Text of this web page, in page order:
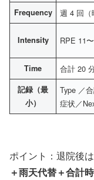
Frequency 週 4 回（
Intensity RPE 11
Time 合計 20
記録（最
小）
Type ／
症状／
ポイント：退院後
＋雨天代替＋合計